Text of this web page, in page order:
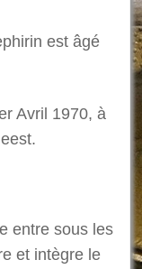
est âgé
Avril 1970, à
entre sous les
et intègre le